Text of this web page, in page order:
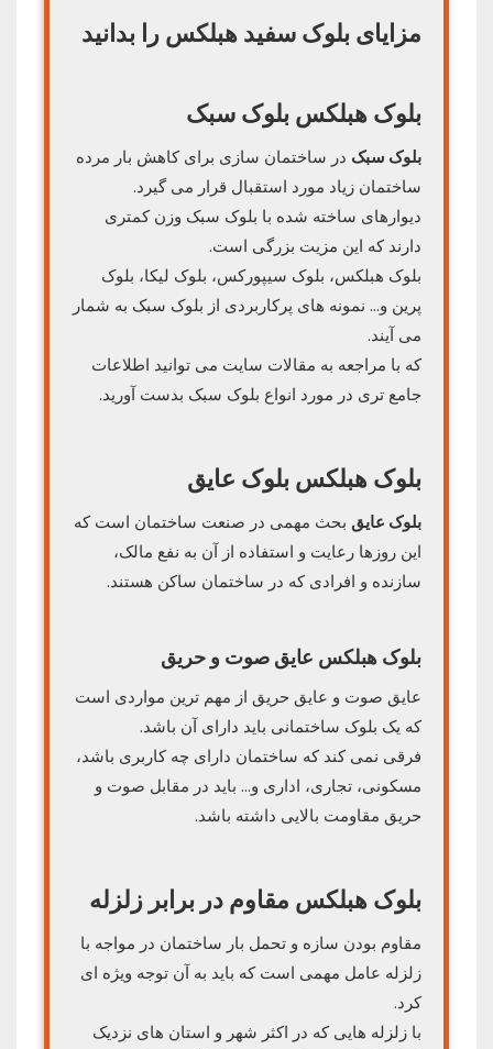
مزایای بلوک سفید هبلکس را بدانید
بلوک هبلکس بلوک سبک
بلوک سبک در ساختمان سازی برای کاهش بار مرده
ساختمان زیاد مورد استقبال قرار می گیرد.
دیوارهای ساخته شده با بلوک سبک وزن کمتری
دارند که این مزیت بزرگی است.
بلوک هبلکس، بلوک سیپورکس، بلوک لیکا، بلوک
پرین و… نمونه های پرکاربردی از بلوک سبک به شمار
می آیند.
که با مراجعه به مقالات سایت می توانید اطلاعات
جامع تری در مورد انواع بلوک سبک بدست آورید.
بلوک هبلکس بلوک عایق
بلوک عایق بحث مهمی در صنعت ساختمان است که
این روزها رعایت و استفاده از آن به نفع مالک،
سازنده و افرادی که در ساختمان ساکن هستند.
بلوک هبلکس عایق صوت و حریق
عایق صوت و عایق حریق از مهم ترین مواردی است
که یک بلوک ساختمانی باید دارای آن باشد.
فرقی نمی کند که ساختمان دارای چه کاربری باشد،
مسکونی، تجاری، اداری و… باید در مقابل صوت و
حریق مقاومت بالایی داشته باشد.
بلوک هبلکس مقاوم در برابر زلزله
مقاوم بودن سازه و تحمل بار ساختمان در مواجه با
زلزله عامل مهمی است که باید به آن توجه ویژه ای
کرد.
با زلزله هایی که در اکثر شهر و استان های نزدیک